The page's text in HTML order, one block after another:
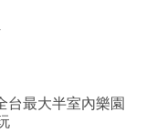
台最大半室內樂園